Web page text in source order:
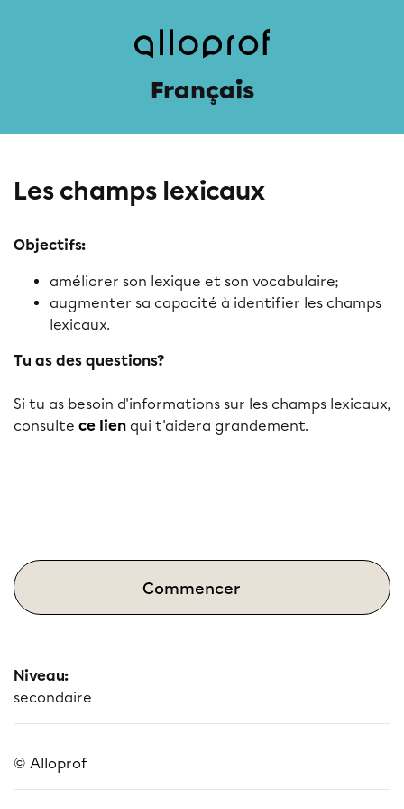
Français
Les champs lexicaux
Objectifs:
améliorer son lexique et son vocabulaire;
augmenter sa capacité à identifier les champs
lexicaux.
Tu as des questions?
Si tu as besoin d'informations sur les champs lexicaux,
consulte ce lien qui t'aidera grandement.
Commencer
Niveau:
secondaire
© Alloprof